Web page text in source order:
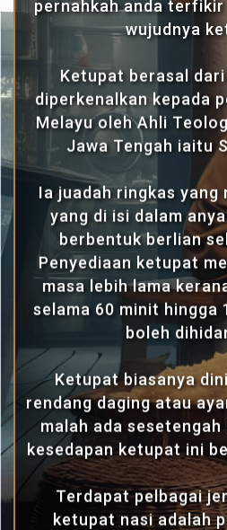
pernahkah anda terfikir
wujudnya
Ketupat berasal
diperkenalkan kepada
Melayu oleh Ahli
Jawa Tengah iaitu
Ia juadah ringkas yang
yang di isi dalam
berbentuk berlian
Penyediaan ketupat
masa lebih lama
selama 60 minit hingga
boleh
Ketupat biasanya
rendang daging atau
malah ada
kesedapan ketupat ini
Terdapat pelbagai
ketupat nasi adalah